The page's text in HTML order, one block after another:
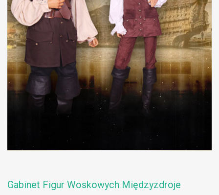
Gabinet Figur Woskowych Międzyzdroje